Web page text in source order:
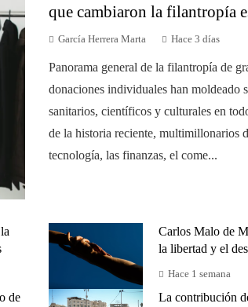
que cambiaron la filantropía
García Herrera Marta Hace 3 días
Panorama general de la filantropía de
donaciones individuales han moldeado
sanitarios, científicos y culturales en
de la historia reciente, multimillonarios
tecnología, las finanzas, el come...
Carlos Malo de
la libertad y el
Hace 1 semana
de
La contribución